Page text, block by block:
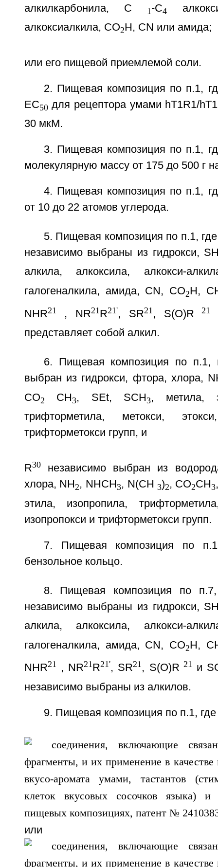
алкилкарбонила, C 1-C4
алкоксиалкила, СО2Н, CN или амида;
или его пищевой приемлемой соли.
2. Пищевая композиция по п.1,
ЕС50для рецептора умами hT1R1/
30 мкМ.
3. Пищевая композиция по п.1,
молекулярную массу от 175 до 500 г
4. Пищевая композиция по п.1,
от 10 до 22 атомов углерода.
5. Пищевая композиция по п.1,
независимо выбраны из гидрокси,
алкила, алкоксила, алкокси-
галогеналкила, амида, CN, СО2 Н,
NHR21 , NR21 R21', SR21 , S(O)R 21
представляет собой алкил.
6. Пищевая композиция по п.1,
выбран из гидрокси, фтора, хлора,
CO2 CH3, SEt, SCH3, метила,
трифторметила, метокси,
трифторметокси групп, и
R30независимо выбран из
хлора, NH2, NHCH3, N(CH 3)2, СО2СН3
этила, изопропила,
изопропокси и трифторметокси групп.
7. Пищевая композиция по
бензольное кольцо.
8. Пищевая композиция по
независимо выбраны из гидрокси,
алкила, алкоксила, алкокси-
галогеналкила, амида, CN, CO2H,
NHR21 , NR21 R21', SR21, S(O)R 21 и
независимо выбраны из алкилов.
9. Пищевая композиция по п.1, где
или